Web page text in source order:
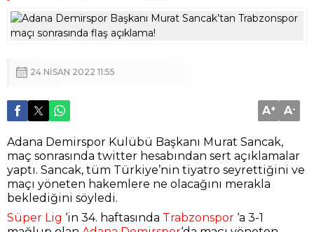
24 NISAN 2022 11:55
A+ A-
Adana Demirspor Kulübü Başkanı Murat Sancak,
maç sonrasında twitter hesabından sert açıklamalar
yaptı. Sancak, tüm Türkiye’nin tiyatro seyrettiğini ve
maçı yöneten hakemlere ne olacağını merakla
beklediğini söyledi.
Süper Lig ‘in 34. haftasında Trabzonspor ‘a 3-1